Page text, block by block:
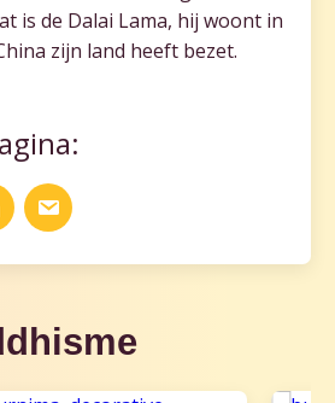
is de Dalai Lama, hij woont in
zijn land heeft bezet.